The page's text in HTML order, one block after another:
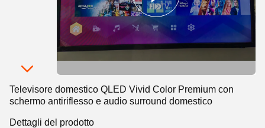
Televisore domestico QLED Vivid Color Premium con
schermo antiriflesso e audio surround domestico
Dettagli del prodotto